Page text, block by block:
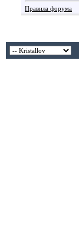
Правила форума